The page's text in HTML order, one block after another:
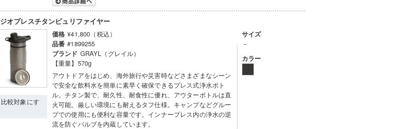
ジオプレスチタンピュリファイヤー
比較対象にす
価格 ¥41,800（税込）
品番 #1899255
ブランド GRAYL（グレイル）
【重量】570g
アウトドアをはじめ、海外旅行や災害時などさまざまなシーン
で安全な飲料水を簡単に素早く確保できるプレス式浄水ボト
ル。チタン製で、耐久性、耐食性に優れ、アウターボトルは直
火可能。厳しい環境にも耐えるタフ仕様。キャンプなどグルー
プでの使用にも便利な容量です。インナープレス内の浄水の逆
流を防ぐバルブを内蔵しています。
サイズ
－
カラー